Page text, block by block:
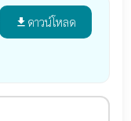
file_download ดาวน์โหลด